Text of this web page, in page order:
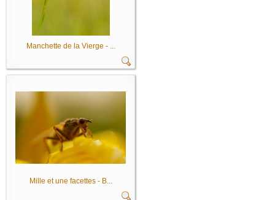
Manchette de la Vierge - ...
Mille et une facettes - B...